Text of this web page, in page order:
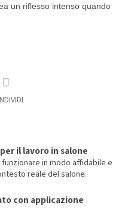
un riflesso intenso quando
il lavoro in salone
in modo affidabile e
reale del salone.
con applicazione